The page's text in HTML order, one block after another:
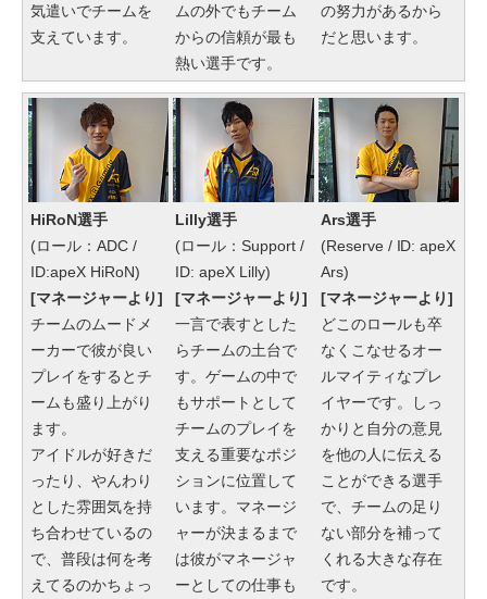
気遣いでチームを
支えています。
ムの外でもチーム
からの信頼が最も
熱い選手です。
の努力があるから
だと思います。
HiRoN選手
(ロール：ADC /
ID:apeX HiRoN)
[マネージャーより]
チームのムードメ
ーカーで彼が良い
プレイをするとチ
ームも盛り上がり
ます。
アイドルが好きだ
ったり、やんわり
とした雰囲気を持
ち合わせているの
で、普段は何を考
えてるのかちょっ
Lilly選手
(ロール：Support /
ID: apeX Lilly)
[マネージャーより]
一言で表すとした
らチームの土台で
す。ゲームの中で
もサポートとして
チームのプレイを
支える重要なポジ
ションに位置して
います。マネージ
ャーが決まるまで
は彼がマネージャ
ーとしての仕事も
Ars選手
(Reserve / ID: apeX
Ars)
[マネージャーより]
どこのロールも卒
なくこなせるオー
ルマイティなプレ
イヤーです。しっ
かりと自分の意見
を他の人に伝える
ことができる選手
で、チームの足り
ない部分を補って
くれる大きな存在
です。